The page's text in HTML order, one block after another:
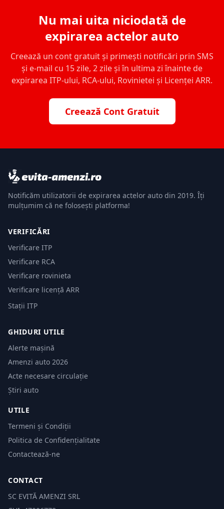
Nu mai uita niciodată de
expirarea actelor auto
Creează un cont gratuit și primești notificări prin SMS
și e-mail cu 15 zile, 2 zile și în ultima zi înainte de
expirarea ITP-ului, RCA-ului, Rovinietei și Licenței ARR.
Creează Cont Gratuit
Notificăm utilizatorii de expirarea actelor auto din 2019. Îți
mulțumim că ne folosești platforma!
VERIFICĂRI
Verificare ITP
Verificare RCA
Verificare rovinieta
Verificare licență ARR
Stații ITP
GHIDURI UTILE
Alerte mașină
Amenzi auto 2026
Acte necesare circulație
Știri auto
UTILE
Termeni și Condiții
Politica de Confidențialitate
Contactează-ne
CONTACT
SC EVITĂ AMENZI SRL